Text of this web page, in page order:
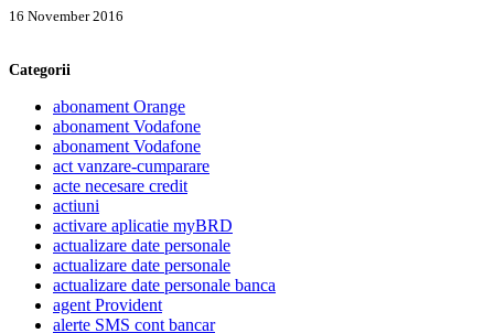
16 November 2016
Categorii
abonament Orange
abonament Vodafone
abonament Vodafone
act vanzare-cumparare
acte necesare credit
actiuni
activare aplicatie myBRD
actualizare date personale
actualizare date personale
actualizare date personale banca
agent Provident
alerte SMS cont bancar